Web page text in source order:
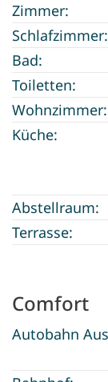
Zimmer:
Schlafzimmer:
Bad:
Toiletten:
Wohnzimmer:
Küche:
Abstellraum:
Terrasse:
Comfort
Autobahn